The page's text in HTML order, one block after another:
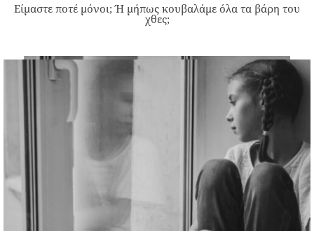
Είμαστε ποτέ μόνοι; Ή μήπως κουβαλάμε όλα τα βάρη του
χθες;